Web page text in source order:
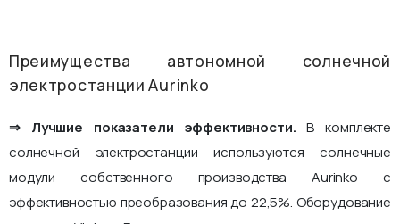
Преимущества автономной солнечной
электростанции Aurinko
⇒ Лучшие показатели эффективности.В комплекте
солнечной электростанции используются солнечные
модули собственного производства Aurinko с
эффективностью преобразования до 22,5%. Оборудование